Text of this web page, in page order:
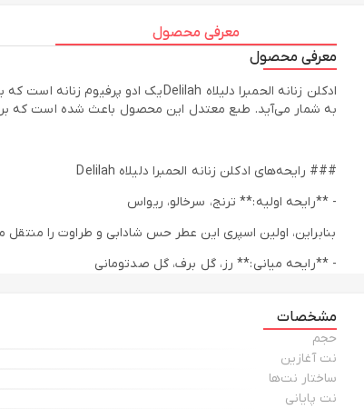
معرفی محصول
معرفی محصول
به شمار می‌آید. طبع معتدل این محصول باعث شده است که
### رایحه‌های ادکلن زنانه الحمبرا دلیلاه Delilah
- **رایحه اولیه:** ترنج، سرخالو، ریواس
بنابراین، اولین اسپری این عطر حس شادابی و طراوت را منتقل
- **رایحه میانی:** رز، گل برف، گل صدتومانی
- **رایحه پایه:** وانیل، مشک، کشمران
بنابراین، این ترکیب رایحه‌ای گرم و ماندگار ایجاد می‌کند که
مشخصات
حجم
نت آغازین
ساختار نت‌ها
نت پایانی